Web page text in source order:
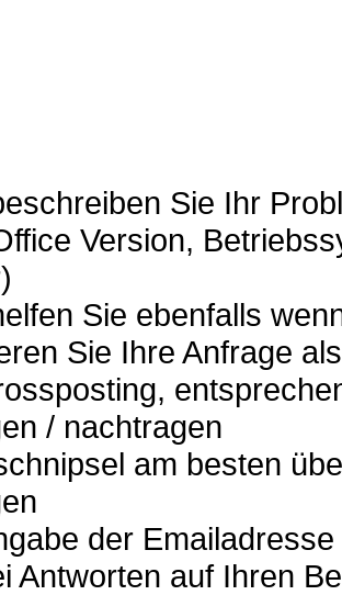
Sie Ihr
Version,
Sie ebenfalls
Sie Ihre Anfrage
/ nachtragen
am besten
der
Antworten auf Ihren